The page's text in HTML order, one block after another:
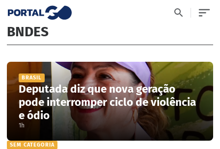
BNDES
BRASIL
Deputada diz que nova geração
pode interromper ciclo de violência
e ódio
1h
SEM CATEGORIA